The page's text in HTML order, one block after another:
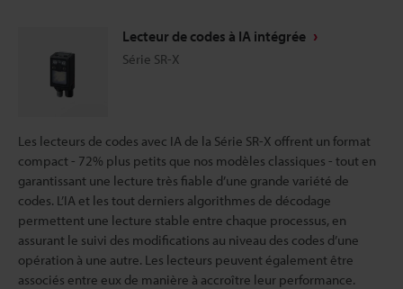
Lecteur de codes à IA intégrée
Série SR-X
Les lecteurs de codes avec IA de la Série SR-X offrent un format
compact - 72% plus petits que nos modèles classiques - tout en
garantissant une lecture très fiable d’une grande variété de
codes. L’IA et les tout derniers algorithmes de décodage
permettent une lecture stable entre chaque processus, en
assurant le suivi des modifications au niveau des codes d’une
opération à une autre. Les lecteurs peuvent également être
associés entre eux de manière à accroître leur performance.